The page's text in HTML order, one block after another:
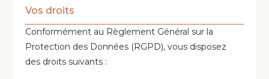
Vos droits
Conformément au Règlement Général sur la
Protection des Données (RGPD), vous disposez
des droits suivants :